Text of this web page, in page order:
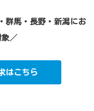
群馬・長野・新潟にお
／
はこちら